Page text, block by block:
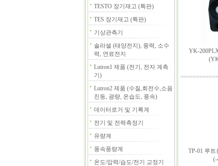
TESTO 장기재고 (특판)
TES 장기재고 (특판)
기상관측기
솔라셀 (태양전지), 풍력, 소수
력, 연료전지
Lutron1 제품 (전기, 전자 계측
기)
Lutron2 제품 (수질,회전수,소음
진동, 광량, 온습도, 풍속)
데이터로거 및 기록계
전기 및 전력측정기
유량계
풍속풍량계
온도/압력/습도/전기 교정기
YK-
TP-01 루
(-